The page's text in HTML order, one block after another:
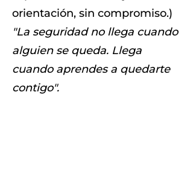
orientación, sin compromiso.)
"La seguridad no llega cuando
alguien se queda. Llega
cuando aprendes a quedarte
contigo".